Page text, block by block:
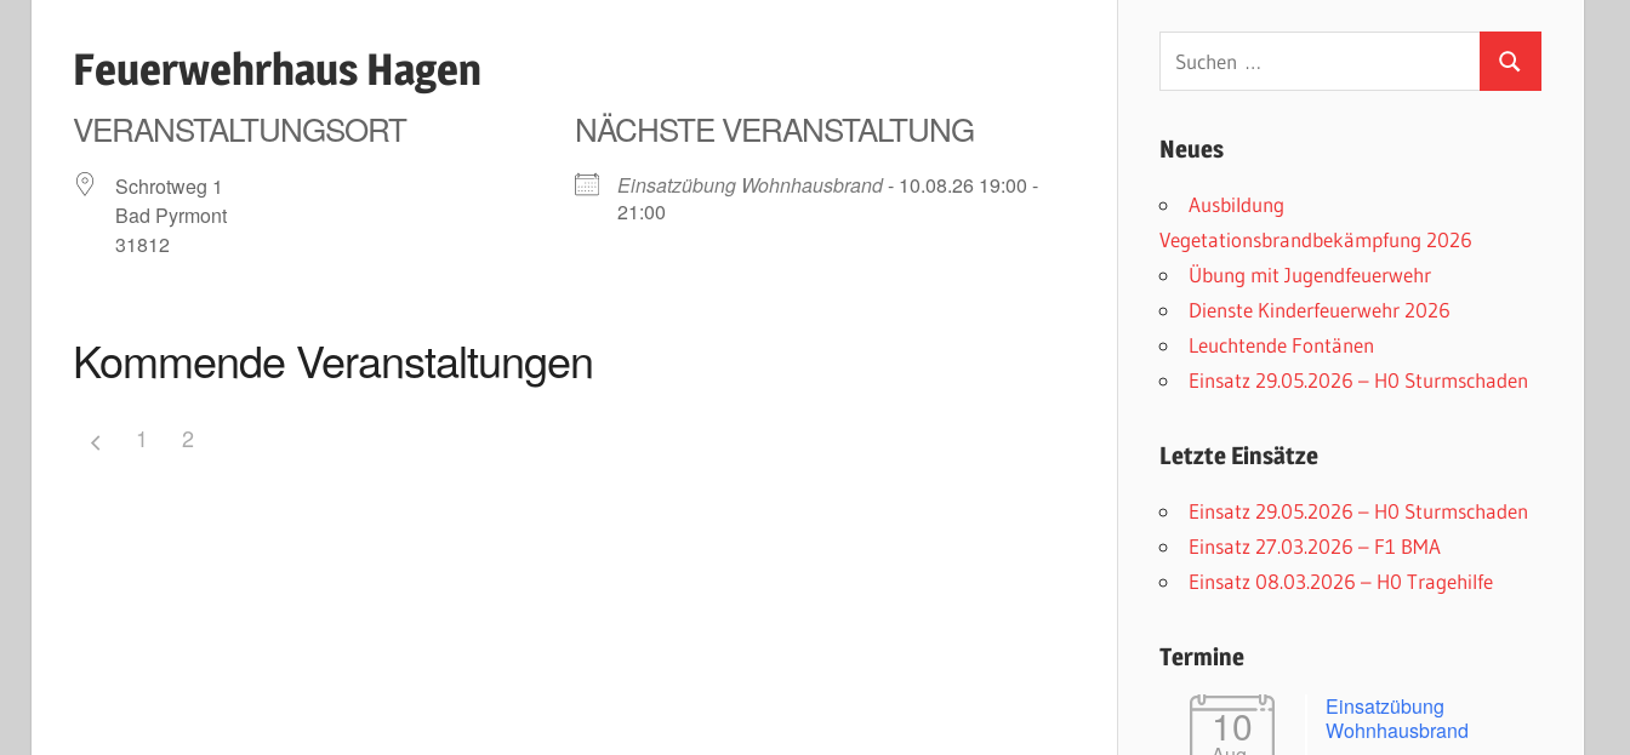
Feuerwehrhaus Hagen
VERANSTALTUNGSORT
Schrotweg 1
Bad Pyrmont
31812
NÄCHSTE VERANSTALTUNG
Einsatzübung Wohnhausbrand- 10.08.26 19:00 -
21:00
Kommende Veranstaltungen
1 2
Suchen
nach:
Suchen
Neues
Ausbildung
Vegetationsbrandbekämpfung 2026
Übung mit Jugendfeuerwehr
Dienste Kinderfeuerwehr 2026
Leuchtende Fontänen
Einsatz 29.05.2026 – H0 Sturmschaden
Letzte Einsätze
Einsatz 29.05.2026 – H0 Sturmschaden
Einsatz 27.03.2026 – F1 BMA
Einsatz 08.03.2026 – H0 Tragehilfe
Termine
10
Einsatzübung
Wohnhausbrand